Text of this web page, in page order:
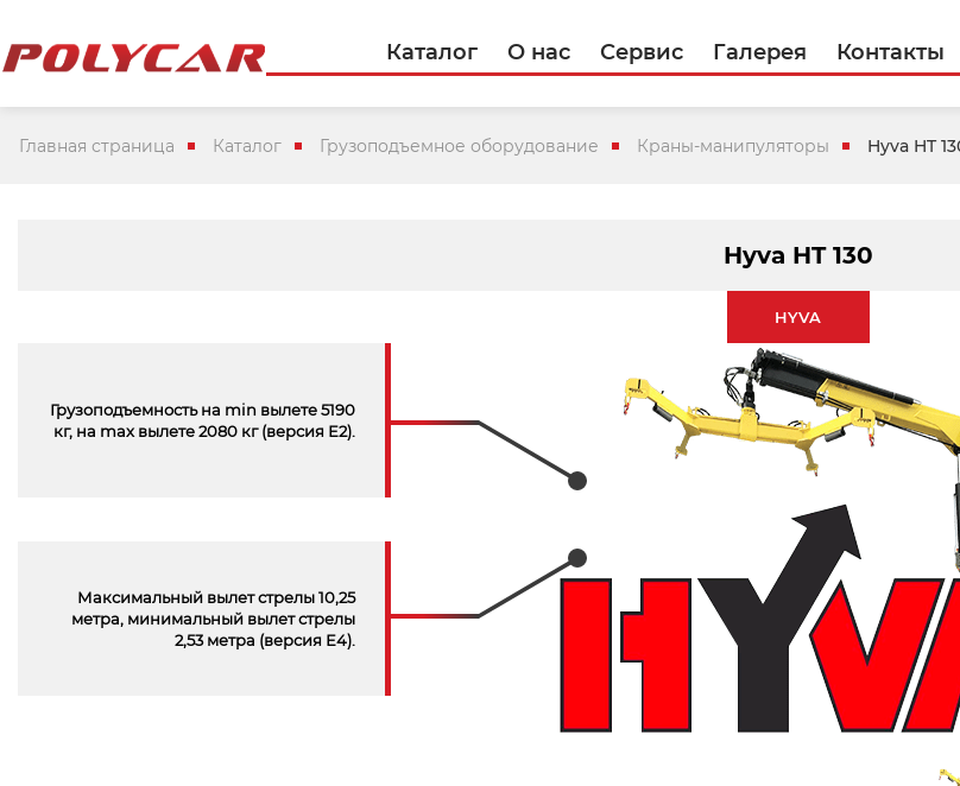
Каталог О нас Сервис Галерея Контакты
Главная страница Каталог Грузоподъемное оборудование Краны-манипуляторы Hyva HT
Hyva HT 130
HYVA
Грузоподъемность на min вылете 5190
кг, на max вылете 2080 кг (версия Е2).
Максимальный вылет стрелы 10,25
метра, минимальный вылет стрелы
2,53 метра (версия Е4).